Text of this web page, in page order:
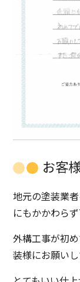
お客
地元の塗装業
にもかかわら
外構工事が初
装様にお願いし